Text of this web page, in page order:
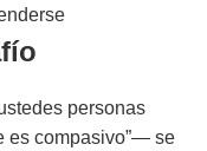
personas
es compasivo”— se